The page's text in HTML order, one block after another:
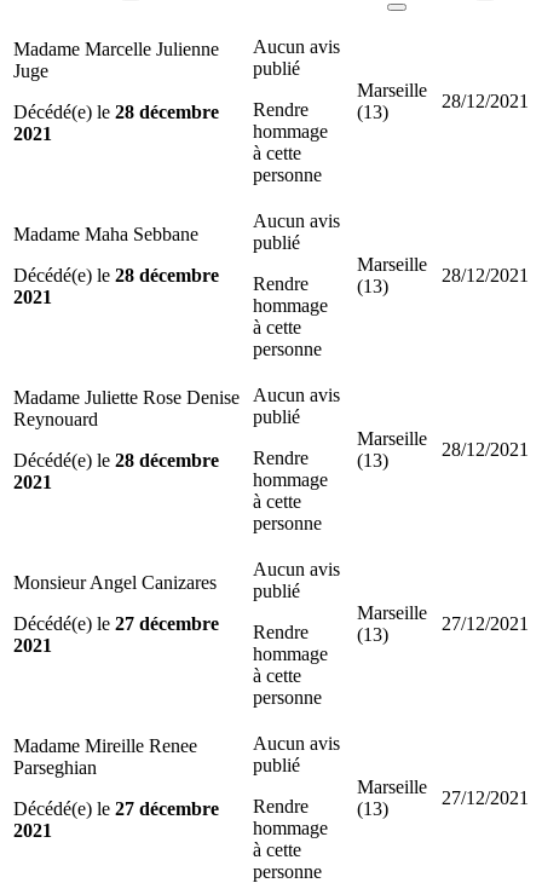
Madame Marcelle Julienne
Juge
Décédé(e) le 28 décembre
2021
Aucun avis
publié
Rendre
hommage
à cette
personne
Marseille
(13)
28/12/2021
Madame Maha Sebbane
Décédé(e) le 28 décembre
2021
Aucun avis
publié
Rendre
hommage
à cette
personne
Marseille
(13)
28/12/2021
Madame Juliette Rose Denise
Reynouard
Décédé(e) le 28 décembre
2021
Aucun avis
publié
Rendre
hommage
à cette
personne
Marseille
(13)
28/12/2021
Monsieur Angel Canizares
Décédé(e) le 27 décembre
2021
Aucun avis
publié
Rendre
hommage
à cette
personne
Marseille
(13)
27/12/2021
Madame Mireille Renee
Parseghian
Décédé(e) le 27 décembre
2021
Aucun avis
publié
Rendre
hommage
à cette
personne
Marseille
(13)
27/12/2021